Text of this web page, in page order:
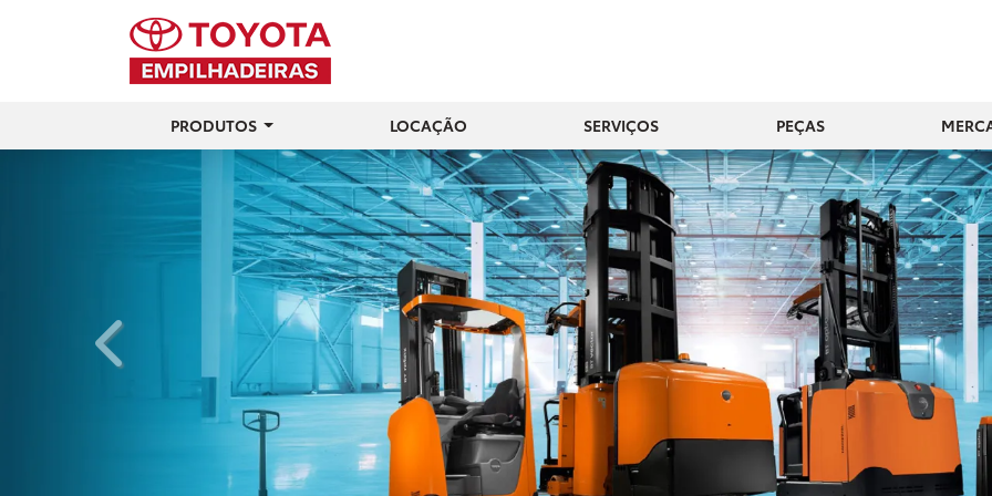
PRODUTOS LOCAÇÃO SERVIÇOS PEÇAS
templates.template-01.components.carousel.texts.control_prev